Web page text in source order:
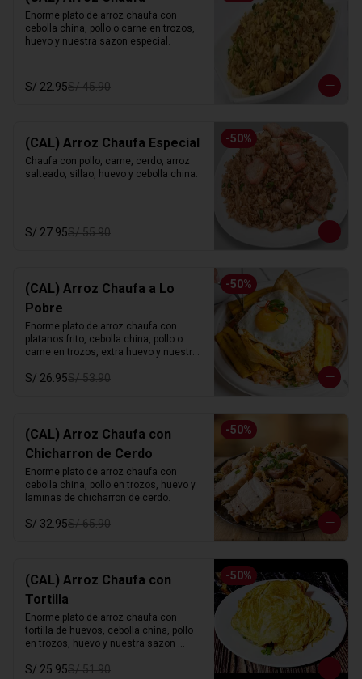
Enorme plato de arroz chaufa con
cebolla china, pollo o carne en trozos,
huevo y nuestra sazon especial.
S/ 22.95S/ 45.90
-50%
(CAL) Arroz Chaufa Especial
Chaufa con pollo, carne, cerdo, arroz
salteado, sillao, huevo y cebolla china.
S/ 27.95S/ 55.90
-50%
(CAL) Arroz Chaufa a Lo
Pobre
Enorme plato de arroz chaufa con
platanos frito, cebolla china, pollo o
carne en trozos, extra huevo y nuestra
S/ 26.95S/ 53.90
-50%
(CAL) Arroz Chaufa con
Chicharron de Cerdo
Enorme plato de arroz chaufa con
cebolla china, pollo en trozos, huevo y
laminas de chicharron de cerdo.
S/ 32.95S/ 65.90
-50%
(CAL) Arroz Chaufa con
Tortilla
Enorme plato de arroz chaufa con
tortilla de huevos, cebolla china, pollo
en trozos, huevo y nuestra sazon
S/ 25.95S/ 51.90